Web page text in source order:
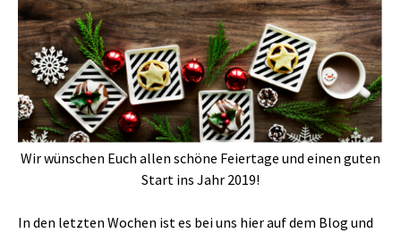
Wir wünschen Euch allen schöne Feiertage und einen guten
Start ins Jahr 2019!
In den letzten Wochen ist es bei uns hier auf dem Blog und